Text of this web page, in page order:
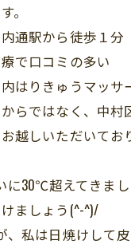
。
通駅から徒歩１分
で口コミの多い
はりきゅうマッサ
らではなく、中
越しいただいてお
に30℃超えてきまし
ましょう(^-^)/
、私は日焼けして